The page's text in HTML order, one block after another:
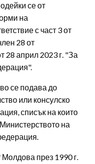
се от
на
с част 3 от
28 от
април 2023 г. "За
се подава до
или консулско
списък на които
на
през 1990 г.